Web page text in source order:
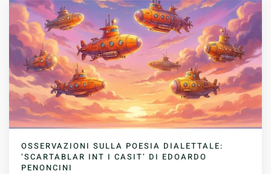
OSSERVAZIONI SULLA POESIA DIALETTALE:
‘SCARTABLAR INT I CASIT’ DI EDOARDO
PENONCINI